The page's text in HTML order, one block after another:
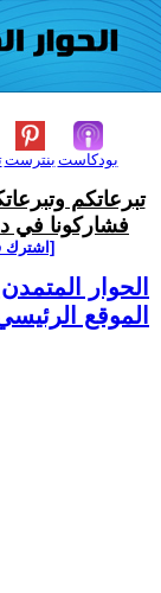
بنترست بودكاست
تبرعاتكم
فشاركونا في
[اشترك
الحوار
الموقع